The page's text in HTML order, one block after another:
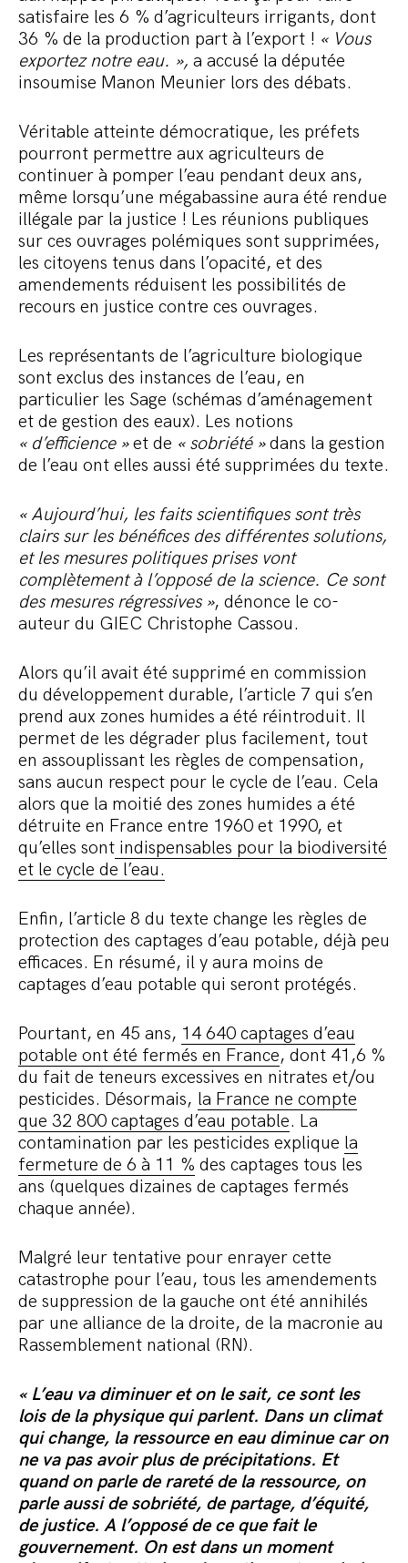
satisfaire les 6 % d’agriculteurs irrigants, dont
36 % de la production part à l’export ! « Vous
exportez notre eau. », a accusé la députée
insoumise Manon Meunier lors des débats.
Véritable atteinte démocratique, les préfets
pourront permettre aux agriculteurs de
continuer à pomper l’eau pendant deux ans,
même lorsqu’une mégabassine aura été rendue
illégale par la justice ! Les réunions publiques
sur ces ouvrages polémiques sont supprimées,
les citoyens tenus dans l’opacité, et des
amendements réduisent les possibilités de
recours en justice contre ces ouvrages.
Les représentants de l’agriculture biologique
sont exclus des instances de l’eau, en
particulier les Sage (schémas d’aménagement
et de gestion des eaux). Les notions
« d’efficience »et de « sobriété »dans la gestion
de l’eau ont elles aussi été supprimées du texte.
« Aujourd’hui, les faits scientifiques sont très
clairs sur les bénéfices des différentes solutions,
et les mesures politiques prises vont
complètement à l’opposé de la science. Ce sont
des mesures régressives », dénonce le co-
auteur du GIEC Christophe Cassou.
Alors qu’il avait été supprimé en commission
du développement durable, l’article 7 qui s’en
prend aux zones humides a été réintroduit. Il
permet de les dégrader plus facilement, tout
en assouplissant les règles de compensation,
sans aucun respect pour le cycle de l’eau. Cela
alors que la moitié des zones humides a été
détruite en France entre 1960 et 1990, et
qu’elles sont indispensables pour la biodiversité
et le cycle de l’eau.
Enfin, l’article 8 du texte change les règles de
protection des captages d’eau potable, déjà peu
efficaces. En résumé, il y aura moins de
captages d’eau potable qui seront protégés.
Pourtant, en 45 ans, 14 640 captages d’eau
potable ont été fermés en France, dont 41,6 %
du fait de teneurs excessives en nitrates et/ou
pesticides. Désormais, la France ne compte
que 32 800 captages d’eau potable. La
contamination par les pesticides explique la
fermeture de 6 à 11 % des captages tous les
ans (quelques dizaines de captages fermés
chaque année).
Malgré leur tentative pour enrayer cette
catastrophe pour l’eau, tous les amendements
de suppression de la gauche ont été annihilés
par une alliance de la droite, de la macronie au
Rassemblement national (RN).
« L’eau va diminuer et on le sait, ce sont les
lois de la physique qui parlent. Dans un climat
qui change, la ressource en eau diminue car on
ne va pas avoir plus de précipitations. Et
quand on parle de rareté de la ressource, on
parle aussi de sobriété, de partage, d’équité,
de justice. A l’opposé de ce que fait le
gouvernement. On est dans un moment